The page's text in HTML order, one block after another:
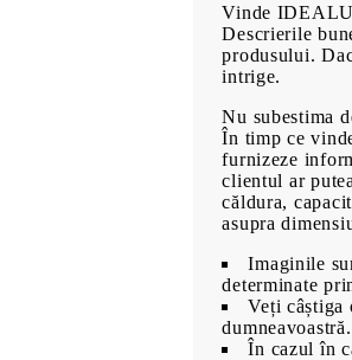
00Lei
Vinde
Descrierile
produsului.
intrige.
Nu subestima
În timp ce
furnizeze
clientul ar
căldura,
asupra
Imaginile
determinate
Veți câștiga
dumneavoastră.
În cazul în